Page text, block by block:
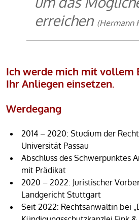
erreichen (Hermann
Ich werde mich mit vollem
Ihr Anliegen einsetzen.
Werdegang
2014 – 2020: Studium der
Universität Passau
Abschluss des Schwerpunktes
mit Prädikat
2020 – 2022: Juristischer
Landgericht Stuttgart
Seit 2022: Rechtsanwältin bei